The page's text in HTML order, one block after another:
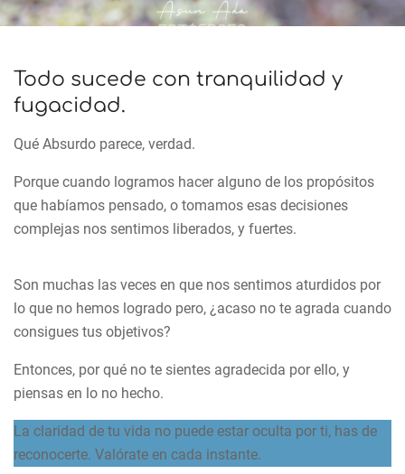
Todo sucede con tranquilidad y
fugacidad.
Qué Absurdo parece, verdad.
Porque cuando logramos hacer alguno de los propósitos
que habíamos pensado, o tomamos esas decisiones
complejas nos sentimos liberados, y fuertes.
Son muchas las veces en que nos sentimos aturdidos por
lo que no hemos logrado pero, ¿acaso no te agrada cuando
consigues tus objetivos?
Entonces, por qué no te sientes agradecida por ello, y
piensas en lo no hecho.
La claridad de tu vida no puede estar oculta por ti, has de
reconocerte. Valórate en cada instante.